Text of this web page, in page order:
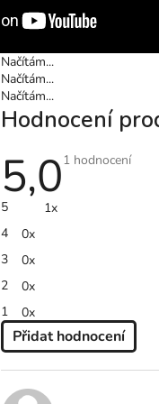
Načítám...
Načítám...
Načítám...
Hodnocení
5,0Průměrné
1 hodnocení
5
1x
4
0x
3
0x
2
0x
1
0x
Přidat hodnocení
P